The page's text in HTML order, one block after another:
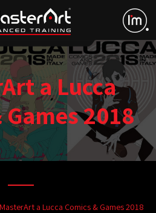
a Lucca
2018
a Lucca Comics & Games 2018